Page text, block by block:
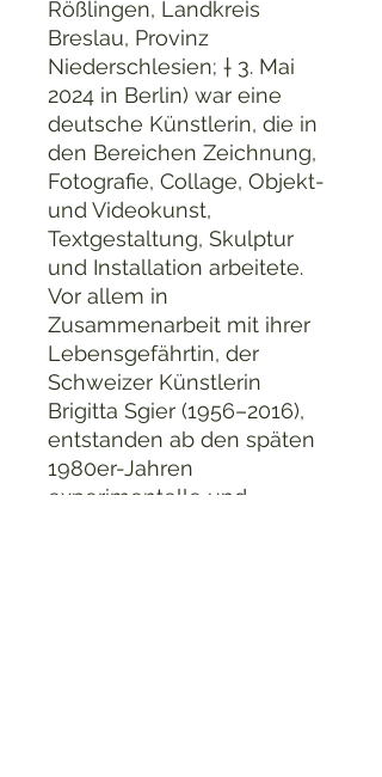
Rößlingen, Landkreis
Breslau, Provinz
Niederschlesien; † 3. Mai
2024 in Berlin) war eine
deutsche Künstlerin, die in
den Bereichen Zeichnung,
Fotografie, Collage, Objekt-
und Videokunst,
Textgestaltung, Skulptur
und Installation arbeitete.
Vor allem in
Zusammenarbeit mit ihrer
Lebensgefährtin, der
Schweizer Künstlerin
Brigitta Sgier (1956–2016),
entstanden ab den späten
1980er-Jahren
experimentelle und